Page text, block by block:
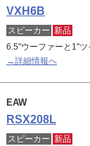
VXH6B
スピーカー 新品
6.5"ウーファーと1"
→詳細情報へ
EAW
RSX208L
スピーカー 新品